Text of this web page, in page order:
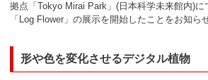
拠点「Tokyo Mirai Park」(日本科学未来館内)に
「Log Flower」の展示を開始したことをお知ら
形や色を変化させるデジタル植物